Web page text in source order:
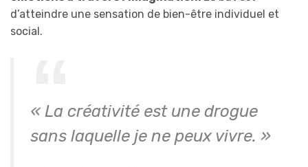
d’atteindre une sensation de bien-être individuel et
social.
« La créativité est une drogue
sans laquelle je ne peux vivre. »